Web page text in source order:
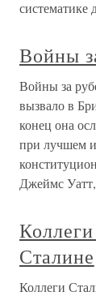
Войны
Войны за
вызвало в
конец она
при лучшем
Джеймс
Сталине
Коллеги